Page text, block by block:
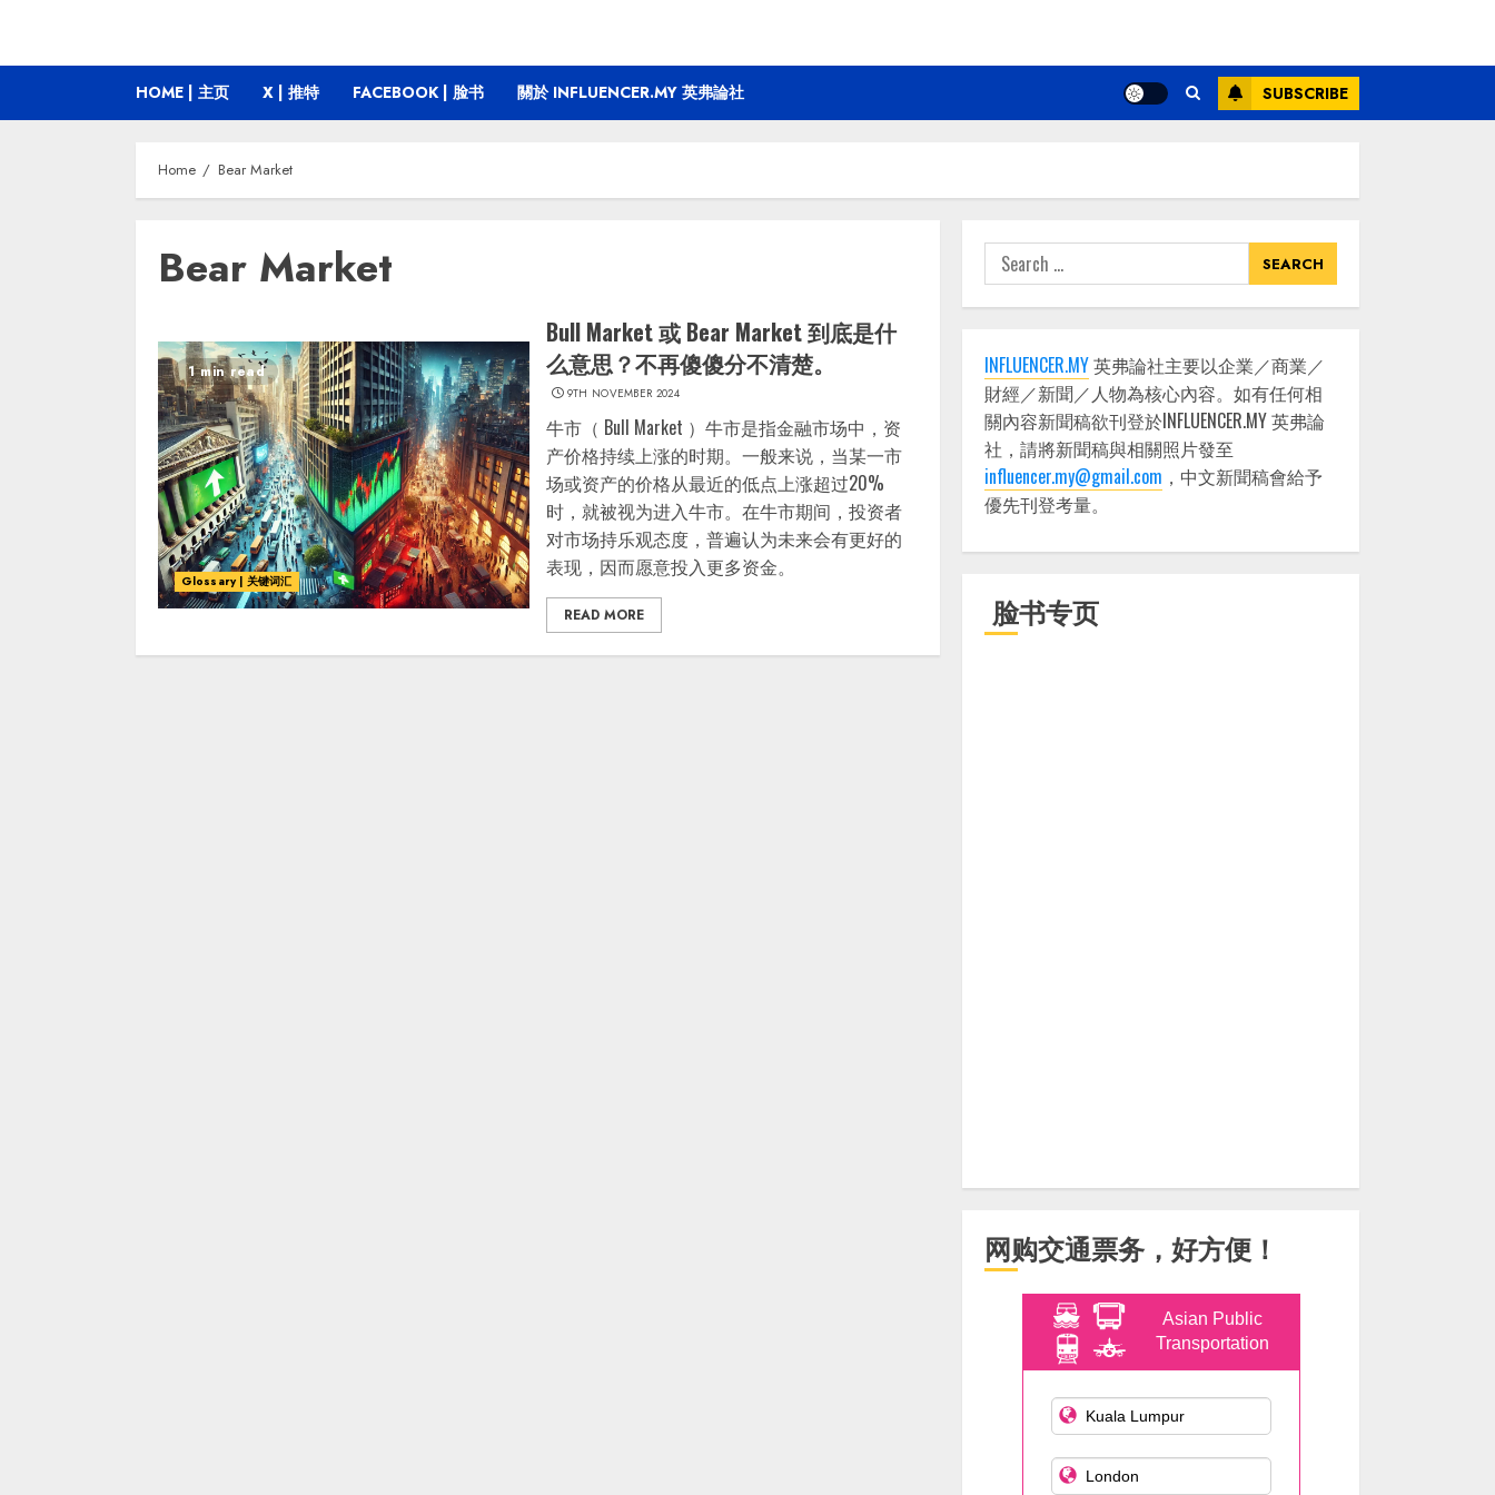
HOME | 主页 X | 推特 FACEBOOK | 脸书 關於 INFLUENCER.MY 英弗論社 SUBSCRIBE
Home Bear Market
Bear Market
1 min read
Glossary | 关键词汇
Bull Market 或 Bear Market 到底是什
么意思？不再傻傻分不清楚。
9TH NOVEMBER 2024
牛市（ Bull Market ）牛市是指金融市场中，资
产价格持续上涨的时期。一般来说，当某一市
场或资产的价格从最近的低点上涨超过20%
时，就被视为进入牛市。在牛市期间，投资者
对市场持乐观态度，普遍认为未来会有更好的
表现，因而愿意投入更多资金。
READ MORE
Search
for:
INFLUENCER.MY英弗論社主要以企業／商業／
財經／新聞／人物為核心內容。如有任何相
關內容新聞稿欲刊登於INFLUENCER.MY 英弗論
社，請將新聞稿與相關照片發至
influencer.my@gmail.com ，中文新聞稿會給予
優先刊登考量。
脸书专页
网购交通票务，好方便！
Asian Public
Transportation